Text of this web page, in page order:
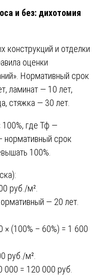
и без: дихотомия
конструкций и отделки
оценки
Нормативный срок
ламинат — 10 лет,
стяжка — 30 лет.
где Тф —
нормативный срок
100%.
руб./м².
— 20 лет.
× (100% – 60%) = 1 600
руб./м².
000 = 120 000 руб.